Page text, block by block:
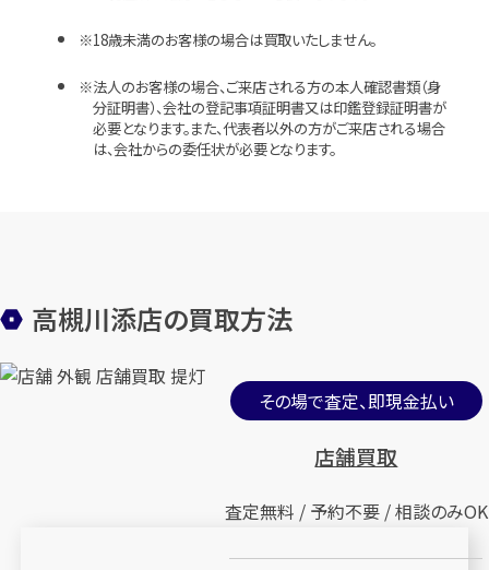
18歳未満のお客様の場合は買取いたしません。
法人のお客様の場合、ご来店される方の本人確認書類（身
分証明書）、会社の登記事項証明書又は印鑑登録証明書が
必要となります。また、代表者以外の方がご来店される場合
は、会社からの委任状が必要となります。
高槻川添店の買取方法
その場で査定、即現金払い
店舗買取
査定無料 / 予約不要 / 相談のみOK